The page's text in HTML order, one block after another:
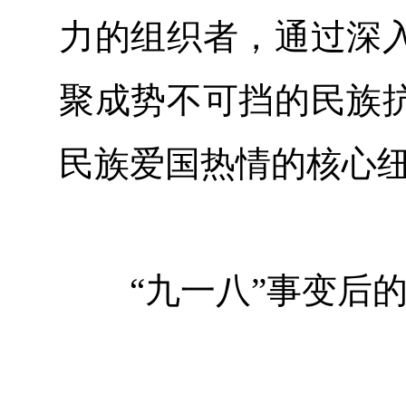
力的组织者，通过深
聚成势不可挡的民族
民族爱国热情的核心
“九一八”事变后的